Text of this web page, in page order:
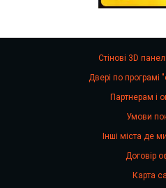
Стінові 3D
Двері по програмі
Партнерам і
Умови
Інші міста де
Договір
Карта